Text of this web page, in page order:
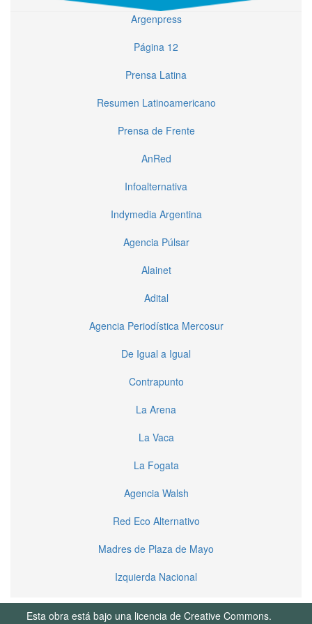
Argenpress
Página 12
Prensa Latina
Resumen Latinoamericano
Prensa de Frente
AnRed
Infoalternativa
Indymedia Argentina
Agencia Púlsar
Alainet
Adital
Agencia Periodística Mercosur
De Igual a Igual
Contrapunto
La Arena
La Vaca
La Fogata
Agencia Walsh
Red Eco Alternativo
Madres de Plaza de Mayo
Izquierda Nacional
Esta obra está bajo una licencia de Creative Commons.